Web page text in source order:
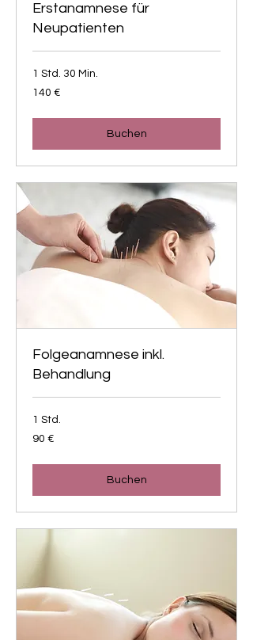
Erstanamnese für
Neupatienten
1 Std. 30 Min.
140
Euro
140 €
Buchen
Folgeanamnese inkl.
Behandlung
1 Std.
90
Euro
90 €
Buchen